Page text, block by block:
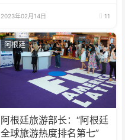
2023年02月14日 11
阿根廷
阿根廷旅游部长：“阿根廷
全球旅游热度排名第七”